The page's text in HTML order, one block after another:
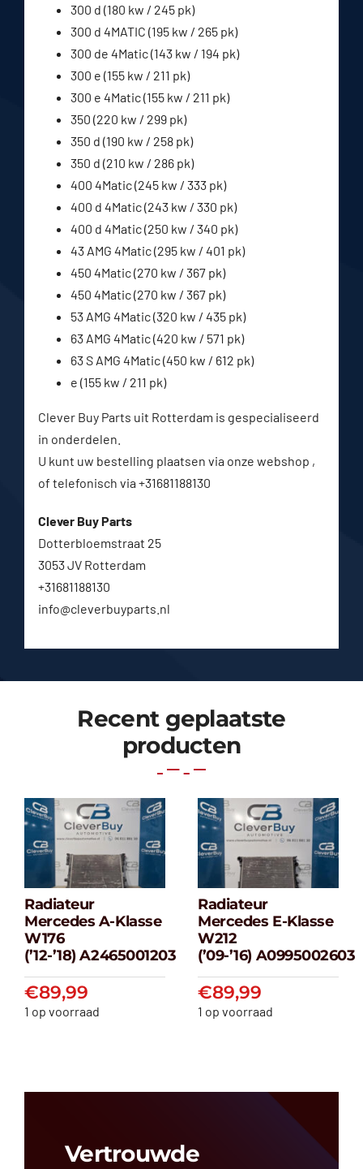
300 d (180 kw / 245 pk)
300 d 4MATIC (195 kw / 265 pk)
300 de 4Matic (143 kw / 194 pk)
300 e (155 kw / 211 pk)
300 e 4Matic (155 kw / 211 pk)
350 (220 kw / 299 pk)
350 d (190 kw / 258 pk)
350 d (210 kw / 286 pk)
400 4Matic (245 kw / 333 pk)
400 d 4Matic (243 kw / 330 pk)
400 d 4Matic (250 kw / 340 pk)
43 AMG 4Matic (295 kw / 401 pk)
450 4Matic (270 kw / 367 pk)
450 4Matic (270 kw / 367 pk)
53 AMG 4Matic (320 kw / 435 pk)
63 AMG 4Matic (420 kw / 571 pk)
63 S AMG 4Matic (450 kw / 612 pk)
e (155 kw / 211 pk)
Clever Buy Parts uit Rotterdam is gespecialiseerd
in onderdelen.
U kunt uw bestelling plaatsen via onze webshop ,
of telefonisch via +31681188130
Clever Buy Parts
Dotterbloemstraat 25
3053 JV Rotterdam
+31681188130
info@cleverbuyparts.nl
Recent geplaatste
producten
Radiateur
Mercedes A-
klasse W176
(’12-’18) A2465001203
€89,99
Radiateur
Mercedes A-Klasse
W176
(’12-’18) A2465001203
€89,99
1 op voorraad
Radiateur
Mercedes E-
klasse W212
(’09-’16)
€89,99
Radiateur
Mercedes E-Klasse
W212
(’09-’16) A0995002603
€89,99
1 op voorraad
Vertrouwde